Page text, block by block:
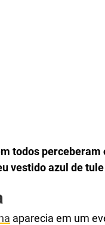
todos
vestido azul de
aparecia em um